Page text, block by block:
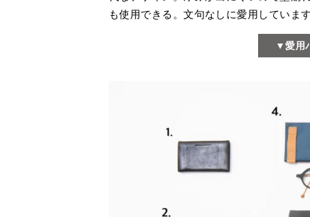
も使用できる。文句なしに愛用していま
▼愛用